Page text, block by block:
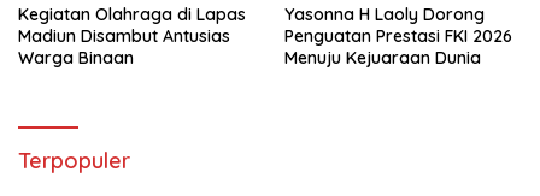
Kegiatan Olahraga di Lapas
Madiun Disambut Antusias
Warga Binaan
Yasonna H Laoly Dorong
Penguatan Prestasi FKI 2026
Menuju Kejuaraan Dunia
Terpopuler